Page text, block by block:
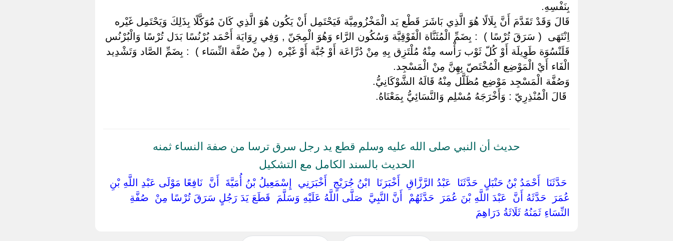
بِنَفْسِهِ.
قَالَ وَقَدْ تَقَدَّمَ أَنَّ بِلَالًا هُوَ الَّذِي بَاشَرَ قَطْع يَد الْمَخْزُومِيَّة فَيَحْتَمِل أَنْ يَكُون هُوَ الَّذِي كَانَ مُوَكَّلًا بِذَلِكَ وَيَحْتَمِل غَيْره
اِنْتَهَى ‏ ‏( سَرَقَ تُرْسًا ) ‏ ‏: بِضَمِّ الْمُثَنَّاة الْفَوْقِيَّة وَسُكُون الرَّاء وَهُوَ الْمِجَنّ , وَفِي رِوَايَة أَحْمَد بُرْنُسًا بَدَل تُرْسًا وَالْبُرْنُس
قَلَنْسُوَة طَوِيلَة أَوْ كُلّ ثَوْب رَأْسه مِنْهُ مُلْتَزِق بِهِ مِنْ دُرَّاعَة أَوْ جُبَّة أَوْ غَيْره ‏ ‏( مِنْ صُفَّة النِّسَاء ) ‏ ‏: بِضَمِّ الصَّاد وَتَشْدِيد
الْفَاء أَيْ الْمَوْضِع الْمُخْتَصّ بِهِنَّ مِنْ الْمَسْجِد.
وَصُفَّة الْمَسْجِد مَوْضِع مُظَلَّل مِنْهُ قَالَهُ الشَّوْكَانِيُّ.
‏ ‏قَالَ الْمُنْذِرِيّ : وَأَخْرَجَهُ مُسْلِم وَالنَّسَائِيُّ بِمَعْنَاهُ.
حديث أن النبي صلى الله عليه وسلم قطع يد رجل سرق ترسا من صفة النساء ثمنه
الحديث بالسند الكامل مع التشكيل
‏ ‏حَدَّثَنَا ‏ ‏أَحْمَدُ بْنُ حَنْبَلٍ ‏ ‏حَدَّثَنَا ‏ ‏عَبْدُ الرَّزَّاقِ ‏ ‏أَخْبَرَنَا ‏ ‏ابْنُ جُرَيْجٍ ‏ ‏أَخْبَرَنِي ‏ ‏إِسْمَعِيلُ بْنُ أُمَيَّةَ ‏ ‏أَنَّ ‏ ‏نَافِعًا مَوْلَى عَبْدِ اللَّهِ بْنِ
عُمَرَ ‏ ‏حَدَّثَهُ أَنَّ ‏ ‏عَبْدَ اللَّهِ بْنَ عُمَرَ ‏ ‏حَدَّثَهُمْ ‏ ‏أَنَّ النَّبِيَّ ‏ ‏صَلَّى اللَّهُ عَلَيْهِ وَسَلَّمَ ‏ ‏قَطَعَ يَدَ رَجُلٍ سَرَقَ تُرْسًا مِنْ ‏ ‏صُفَّةِ ‏
‏النِّسَاءِ ثَمَنُهُ ثَلَاثَةُ دَرَاهِمَ ‏